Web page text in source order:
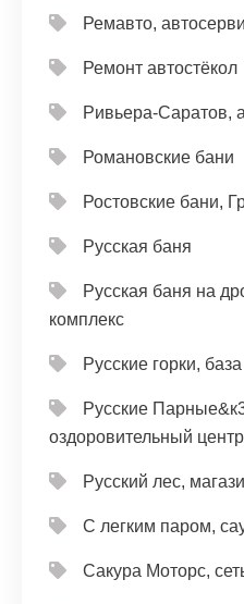
Ремавто,
Ремонт автостёкол
Ривьера-Саратов,
Романовские бани
Ростовские бани,
Русская баня
Русская баня на
комплекс
Русские горки,
Русские
оздоровительный
Русский лес,
С легким паром,
Сакура Моторс,